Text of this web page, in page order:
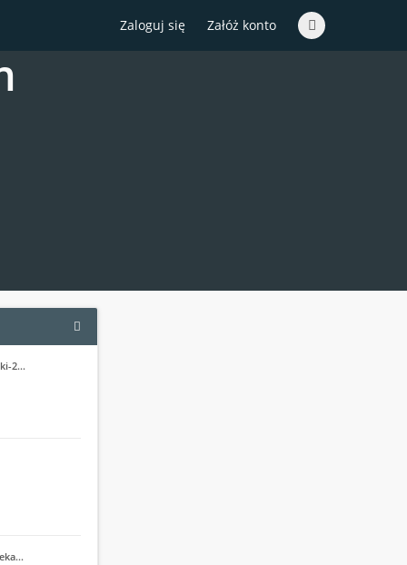
Zaloguj się Załóż konto
2…